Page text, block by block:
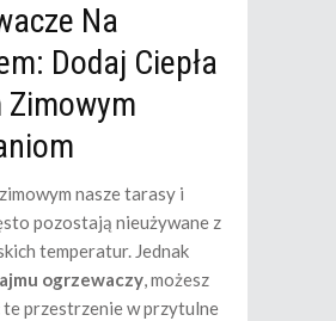
Na
Dodaj Ciepła
Zimowym
nasze tarasy i
pozostają nieużywane z
temperatur. Jednak
ogrzewaczy, możesz
te przestrzenie w przytulne